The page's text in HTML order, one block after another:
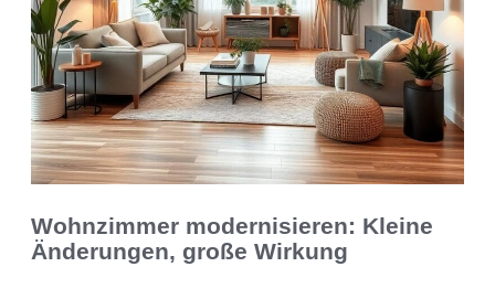
Wohnzimmer modernisieren: Kleine
Änderungen, große Wirkung